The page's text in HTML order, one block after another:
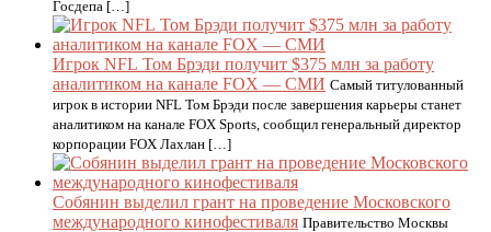
Госдепа […]
Игрок NFL Том Брэди получит $375 млн за работу
аналитиком на канале FOX — СМИ Самый титулованный
игрок в истории NFL Том Брэди после завершения карьеры станет
аналитиком на канале FOX Sports, сообщил генеральный директор
корпорации FOX Лахлан […]
Собянин выделил грант на проведение Московского
международного кинофестиваля Правительство Москвы